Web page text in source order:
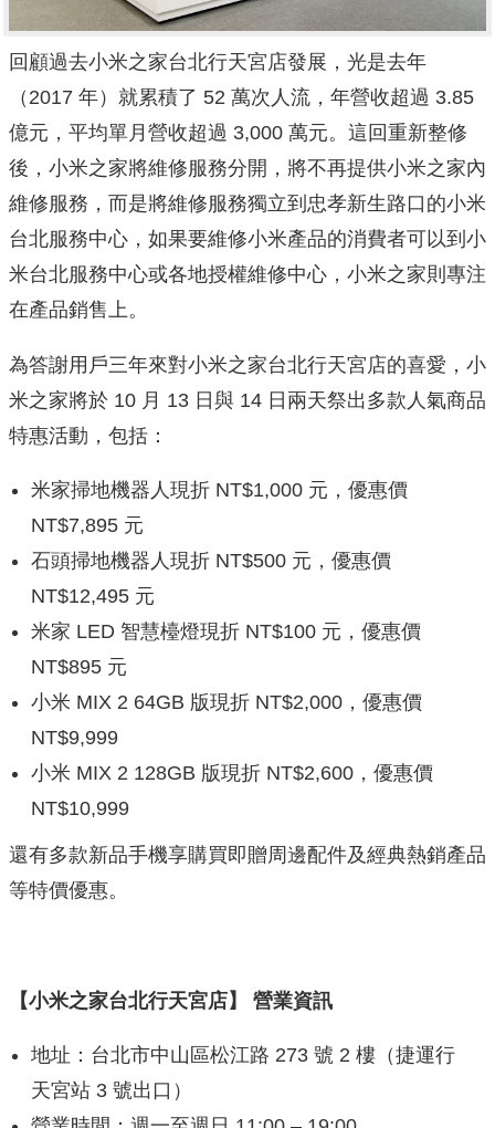
回顧過去小米之家台北行天宮店發展，光是去年
（2017 年）就累積了 52 萬次人流，年營收超過 3.85
億元，平均單月營收超過 3,000 萬元。這回重新整修
後，小米之家將維修服務分開，將不再提供小米之家內
維修服務，而是將維修服務獨立到忠孝新生路口的小米
台北服務中心，如果要維修小米產品的消費者可以到小
米台北服務中心或各地授權維修中心，小米之家則專注
在產品銷售上。
為答謝用戶三年來對小米之家台北行天宮店的喜愛，小
米之家將於 10 月 13 日與 14 日兩天祭出多款人氣商品
特惠活動，包括：
米家掃地機器人現折 NT$1,000 元，優惠價
NT$7,895 元
石頭掃地機器人現折 NT$500 元，優惠價
NT$12,495 元
米家 LED 智慧檯燈現折 NT$100 元，優惠價
NT$895 元
小米 MIX 2 64GB 版現折 NT$2,000，優惠價
NT$9,999
小米 MIX 2 128GB 版現折 NT$2,600，優惠價
NT$10,999
還有多款新品手機享購買即贈周邊配件及經典熱銷產品
等特價優惠。
【小米之家台北行天宮店】 營業資訊
地址：台北市中山區松江路 273 號 2 樓（捷運行
天宮站 3 號出口）